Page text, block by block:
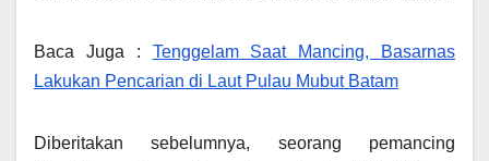
Baca Juga : Tenggelam Saat Mancing, Basarnas
Lakukan Pencarian di Laut Pulau Mubut Batam
Diberitakan sebelumnya, seorang pemancing